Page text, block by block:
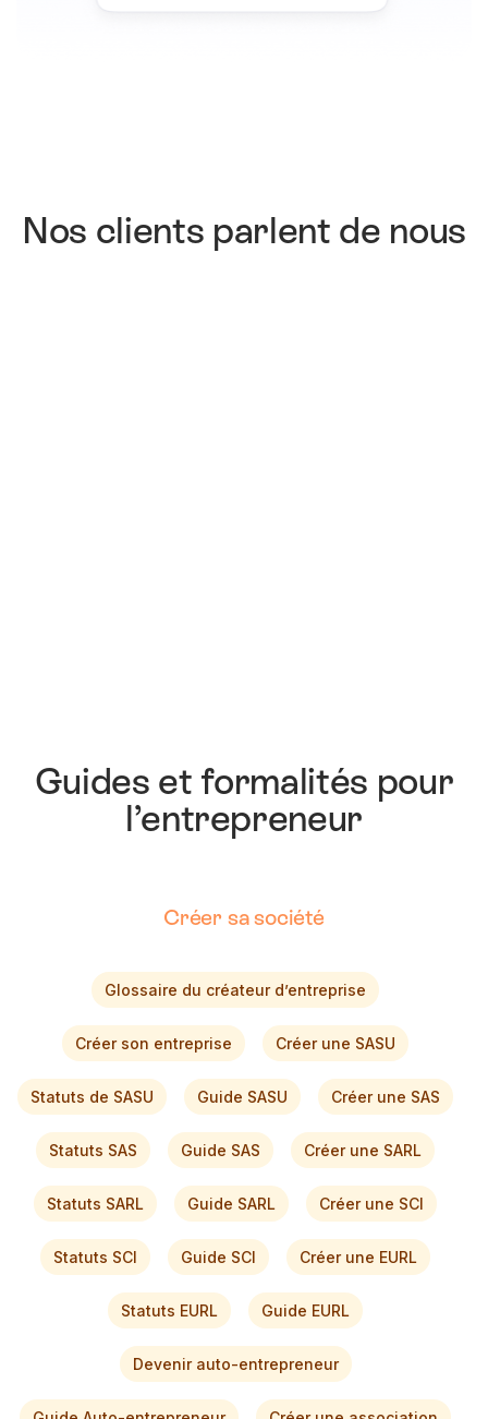
Nos clients parlent de nous
Guides et formalités pour
l’entrepreneur
Créer sa société
Glossaire du créateur d’entreprise
Créer son entreprise Créer une SASU
Statuts de SASU Guide SASU Créer une SAS
Statuts SAS Guide SAS Créer une SARL
Statuts SARL Guide SARL Créer une SCI
Statuts SCI Guide SCI Créer une EURL
Statuts EURL Guide EURL
Devenir auto-entrepreneur